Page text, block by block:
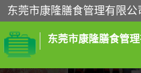
东莞市康隆膳食管